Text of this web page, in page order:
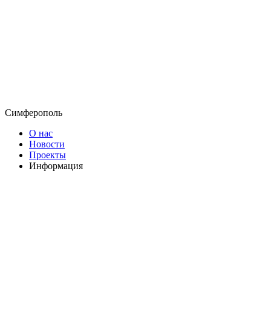
Симферополь
О нас
Новости
Проекты
Информация